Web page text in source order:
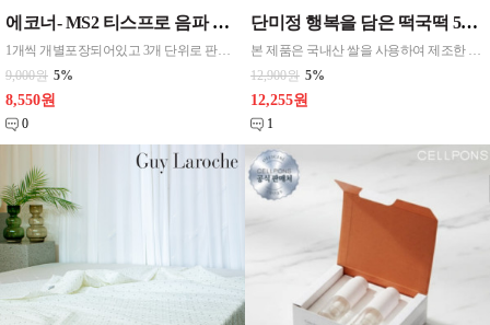
에코너- MS2 티스프로 음파 전동칫솔모 1입 단품 *3개 / 색상선택 화이트 블랙 선택
1개씩 개별포장되어있고 3개 단위로 판매중입니다
9,000원 5%
8,550원
0
단미정 행복을 담은 떡국떡 500g 파우치 1팩 국산 3종류중 선택 1
본 제품은 국내산 쌀을 사용하여 제조한 떡국으로,안정적인 품질 관리와 냉동 유통 기준을 준수하여 생산되고 있습니다. 천연분말로 든 재료
12,900원 5%
12,255원
1